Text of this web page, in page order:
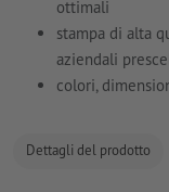
ottimali
stampa di alta
aziendali
colori,
Dettagli del prodotto